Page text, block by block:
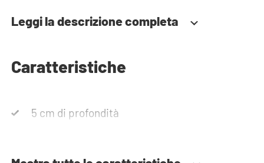
Leggi la descrizione completa
Caratteristiche
5 cm di profondità